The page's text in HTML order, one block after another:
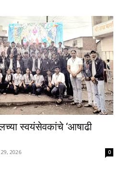
स्वयंसेवकांचे ‘आषाढी
29, 2026 0